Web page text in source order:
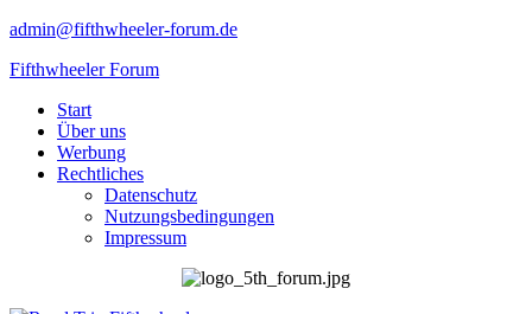
admin@fifthwheeler-forum.de
Fifthwheeler Forum
Start
Über uns
Werbung
Rechtliches
Datenschutz
Nutzungsbedingungen
Impressum